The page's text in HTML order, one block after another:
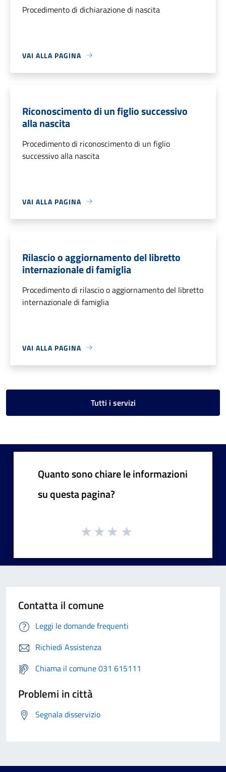
Procedimento di dichiarazione di nascita
VAI ALLA PAGINA
Riconoscimento di un figlio successivo
alla nascita
Procedimento di riconoscimento di un figlio
successivo alla nascita
VAI ALLA PAGINA
Rilascio o aggiornamento del libretto
internazionale di famiglia
Procedimento di rilascio o aggiornamento del libretto
internazionale di famiglia
VAI ALLA PAGINA
Tutti i servizi
Quanto sono chiare le informazioni
su questa pagina?
Contatta il comune
Leggi le domande frequenti
Richiedi Assistenza
Chiama il comune 031 615111
Problemi in città
Segnala disservizio